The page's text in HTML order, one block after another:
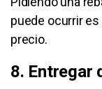
puede ocurrir
precio.
8. Entregar